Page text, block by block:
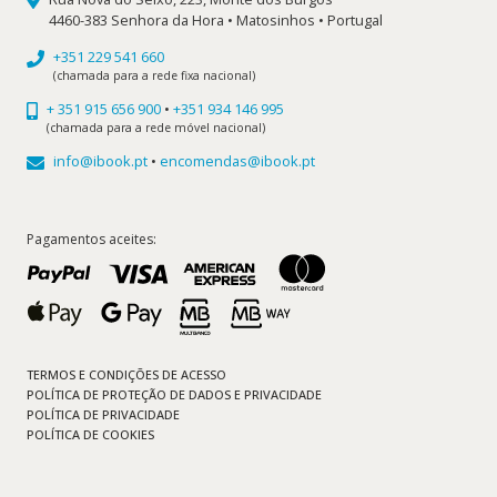
4460-383 Senhora da Hora • Matosinhos • Portugal
+351 229 541 660
(chamada para a rede fixa nacional)
+ 351 915 656 900 • +351 934 146 995
(chamada para a rede móvel nacional)
info@ibook.pt • encomendas@ibook.pt
Pagamentos aceites:
TERMOS E CONDIÇÕES DE ACESSO
POLÍTICA DE PROTEÇÃO DE DADOS E PRIVACIDADE
POLÍTICA DE PRIVACIDADE
POLÍTICA DE COOKIES